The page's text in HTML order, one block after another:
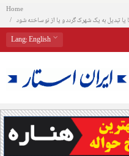
Home
یا تبدیل به یک شهرک گردد و یا از نو ساخته شود
Lang: English